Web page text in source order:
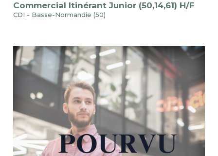
Commercial Itinérant Junior (50,14,61) H/F
CDI - Basse-Normandie (50)